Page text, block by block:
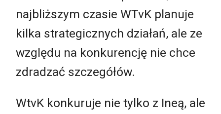
najbliższym czasie WTvK planuje
kilka strategicznych działań, ale ze
względu na konkurencję nie chce
zdradzać szczegółów.
WtvK konkuruje nie tylko z Ineą, ale